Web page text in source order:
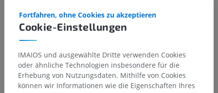
Cookie-Einstellungen
Fortfahren, ohne Cookies zu akzeptieren
IMAIOS und ausgewählte Dritte verwenden Cookies
oder ähnliche Technologien insbesondere für die
Erhebung von Nutzungsdaten. Mithilfe von Cookies
können wir Informationen wie die Eigenschaften Ihres